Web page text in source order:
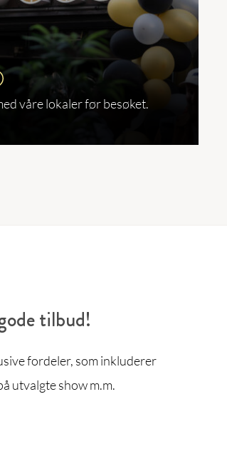
våre lokaler før besøket.
tilbud!
fordeler, som inkluderer
utvalgte show m.m.